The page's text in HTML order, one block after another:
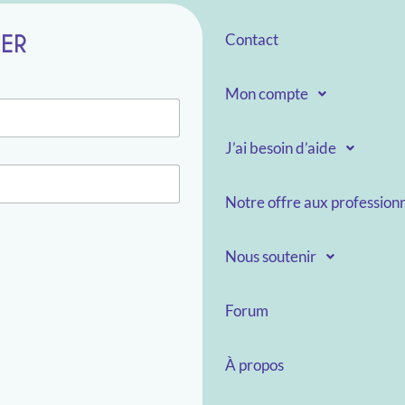
Contact
Mon compte
J’ai besoin d’aide
Notre offre aux
Nous soutenir
Forum
À propos